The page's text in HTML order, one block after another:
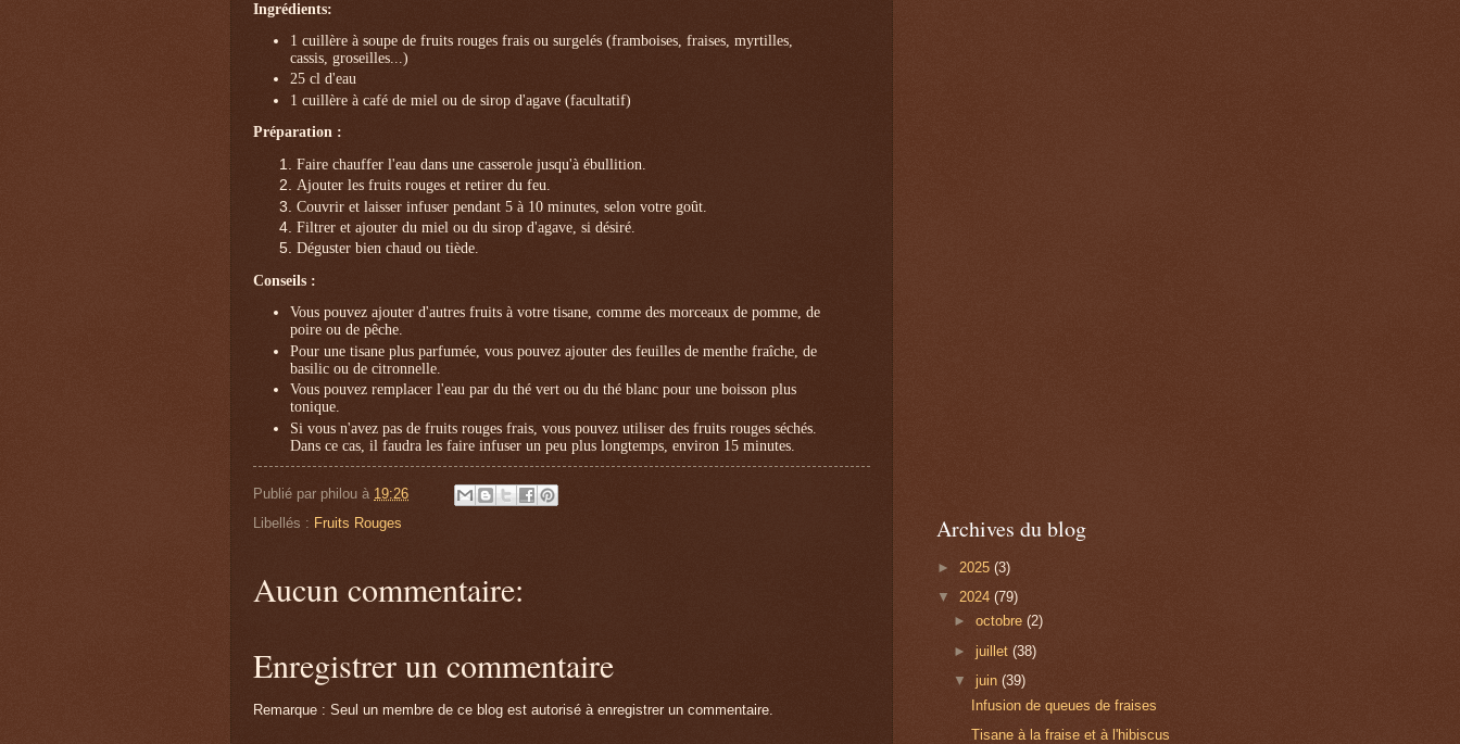
Ingrédients:
1 cuillère à soupe de fruits rouges frais ou surgelés (framboises, fraises, myrtilles,
cassis, groseilles...)
25 cl d'eau
1 cuillère à café de miel ou de sirop d'agave (facultatif)
Préparation :
Faire chauffer l'eau dans une casserole jusqu'à ébullition.
Ajouter les fruits rouges et retirer du feu.
Couvrir et laisser infuser pendant 5 à 10 minutes, selon votre goût.
Filtrer et ajouter du miel ou du sirop d'agave, si désiré.
Déguster bien chaud ou tiède.
Conseils :
Vous pouvez ajouter d'autres fruits à votre tisane, comme des morceaux de pomme, de
poire ou de pêche.
Pour une tisane plus parfumée, vous pouvez ajouter des feuilles de menthe fraîche, de
basilic ou de citronnelle.
Vous pouvez remplacer l'eau par du thé vert ou du thé blanc pour une boisson plus
tonique.
Si vous n'avez pas de fruits rouges frais, vous pouvez utiliser des fruits rouges séchés.
Dans ce cas, il faudra les faire infuser un peu plus longtemps, environ 15 minutes.
Publié par philou à 19:26
Libellés : Fruits Rouges
Aucun commentaire:
Enregistrer un commentaire
Remarque : Seul un membre de ce blog est autorisé à enregistrer un commentaire.
Archives du blog
► 2025 (3)
▼ 2024 (79)
►octobre(2)
► juillet(38)
▼juin(39)
Infusion de queues de fraises
Tisane à la fraise et à l'hibiscus